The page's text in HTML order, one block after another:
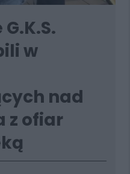
w
nad
z ofiar